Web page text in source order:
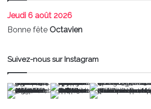
Jeudi 6 août 2026
Bonne fête Octavien
Suivez-nous sur Instagram